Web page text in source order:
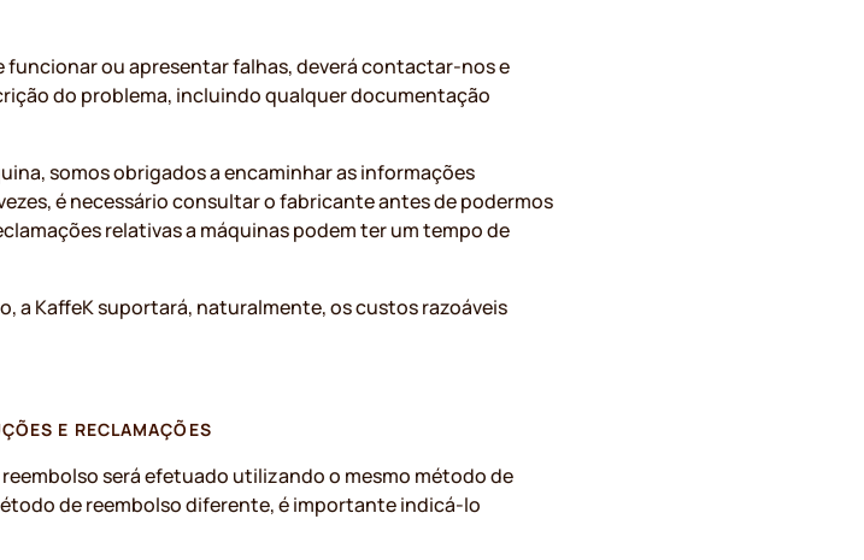
ou apresentar falhas, deverá contactar-nos e
do problema, incluindo qualquer documentação
somos obrigados a encaminhar as informações
é necessário consultar o fabricante antes de podermos
relativas a máquinas podem ter um tempo de
a KaffeK suportará, naturalmente, os custos razoáveis
E RECLAMAÇÕES
será efetuado utilizando o mesmo método de
de reembolso diferente, é importante indicá-lo